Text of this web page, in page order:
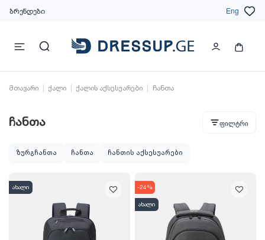
ბრენდები Eng
მთავარი ქალი ქალის აქსესუარები ჩანთა
ჩანთა ფილტრი
ზურგჩანთა ჩანთა ჩანთის აქსესუარები
ახალი
-24%
ახალი